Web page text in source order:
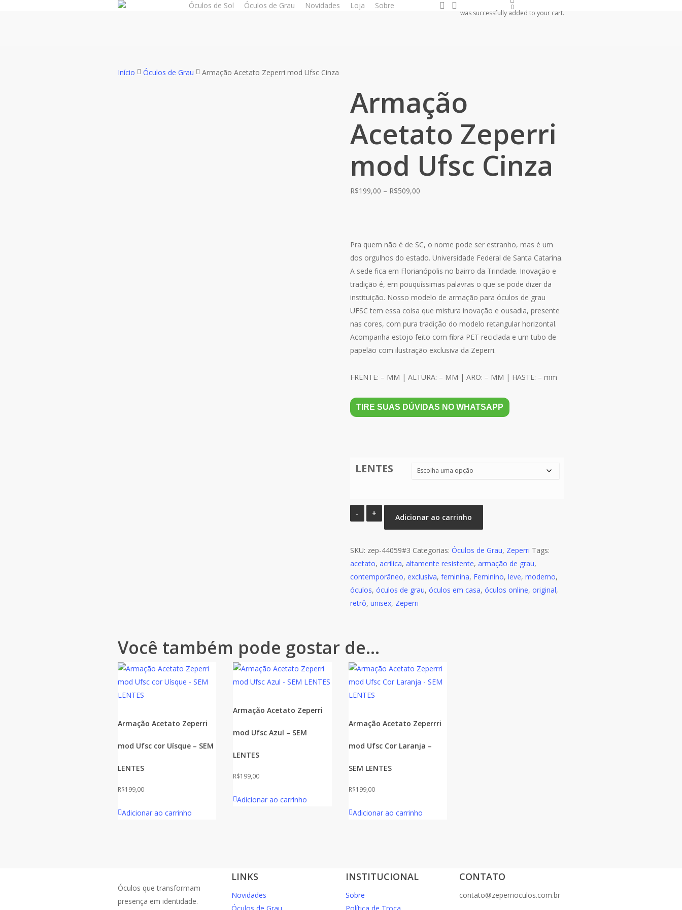
Óculos de Sol Óculos de Grau Novidades Loja Sobre search 0
was successfully added to your cart.
Início Óculos de Grau Armação Acetato Zeperri mod Ufsc Cinza
Armação
Acetato Zeperri
mod Ufsc Cinza
R$199,00 – R$509,00Price
R$509,00
Pra quem não é de SC, o nome pode ser estranho, mas é um
dos orgulhos do estado. Universidade Federal de Santa Catarina.
A sede fica em Florianópolis no bairro da Trindade. Inovação e
tradição é, em pouquíssimas palavras o que se pode dizer da
instituição. Nosso modelo de armação para óculos de grau
UFSC tem essa coisa que mistura inovação e ousadia, presente
nas cores, com pura tradição do modelo retangular horizontal.
Acompanha estojo feito com fibra PET reciclada e um tubo de
papelão com ilustração exclusiva da Zeperri.
FRENTE: – MM | ALTURA: – MM | ARO: – MM | HASTE: – mm
TIRE SUAS DÚVIDAS NO WHATSAPP
LENTES
Armação
Acetato
mod
Ufsc
Cinza
quantidade
Adicionar ao carrinho
SKU: zep-44059#3 Categorias: Óculos de Grau, Zeperri Tags:
acetato, acrilica, altamente resistente, armação de grau,
contemporâneo, exclusiva, feminina, Feminino, leve, moderno,
óculos, óculos de grau, óculos em casa, óculos online, original,
retrô, unisex, Zeperri
Você também pode gostar de…
Armação Acetato Zeperri
mod Ufsc cor Uísque – SEM
LENTES
R$199,00
Adicionar ao carrinho
Armação Acetato Zeperri
mod Ufsc Azul – SEM
LENTES
R$199,00
Adicionar ao carrinho
Armação Acetato Zeperrri
mod Ufsc Cor Laranja –
SEM LENTES
R$199,00
Adicionar ao carrinho
Óculos que transformam
presença em identidade.
LINKS
Novidades
INSTITUCIONAL
Sobre
CONTATO
contato@zeperrioculos.com.br